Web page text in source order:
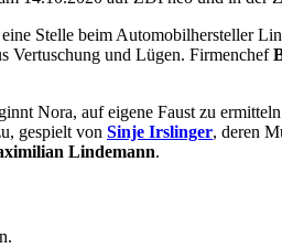
Stelle beim Automobilhersteller
Vertuschung und Lügen. Firmenchef
Nora, auf eigene Faust zu
gespielt von Sinje Irslinger, deren
Lindemann.